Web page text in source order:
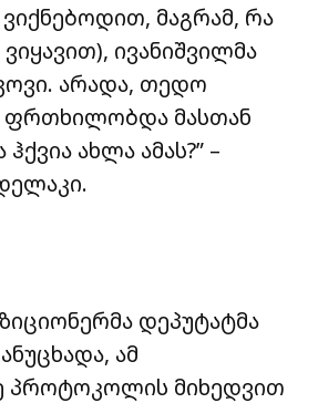
მაგრამ, რა
ივანიშვილმა
არადა, თედო
ფრთხილობდა მასთან
ახლა ამას?” –
დეპუტატმა
ამ
პროტოკოლის მიხედვით